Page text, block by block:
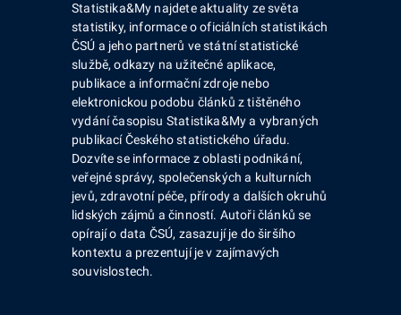
Statistika&My najdete aktuality ze světa
statistiky, informace o oficiálních statistikách
ČSÚ a jeho partnerů ve státní statistické
službě, odkazy na užitečné aplikace,
publikace a informační zdroje nebo
elektronickou podobu článků z tištěného
vydání časopisu Statistika&My a vybraných
publikací Českého statistického úřadu.
Dozvíte se informace z oblasti podnikání,
veřejné správy, společenských a kulturních
jevů, zdravotní péče, přírody a dalších okruhů
lidských zájmů a činností. Autoři článků se
opírají o data ČSÚ, zasazují je do širšího
kontextu a prezentují je v zajímavých
souvislostech.